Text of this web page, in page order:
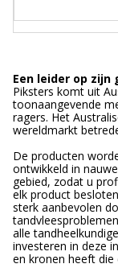
Een leider op
Piksters komt uit
toonaangevende
ragers. Het
wereldmarkt
De producten
ontwikkeld in
gebied, zodat u
elk product
sterk aanbevolen
alle
investeren in deze
en kronen heeft